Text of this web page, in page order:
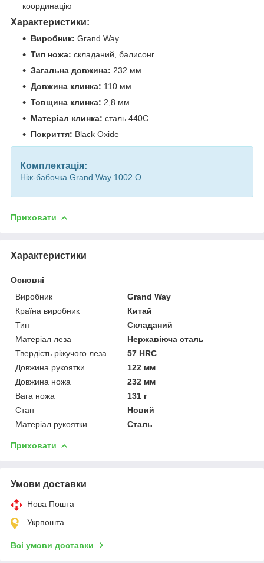
координацію
Характеристики:
Виробник: Grand Way
Тип ножа: складаний, балисонг
Загальна довжина: 232 мм
Довжина клинка: 110 мм
Товщина клинка: 2,8 мм
Матеріал клинка: сталь 440C
Покриття: Black Oxide
Комплектація:
Ніж-бабочка Grand Way 1002 O
Приховати
Характеристики
Основні
Виробник
Grand Way
Країна виробник
Китай
Тип
Складаний
Матеріал леза
Нержавіюча сталь
Твердість ріжучого леза
57 HRC
Довжина рукоятки
122 мм
Довжина ножа
232 мм
Вага ножа
131 г
Стан
Новий
Матеріал рукоятки
Сталь
Приховати
Умови доставки
Нова Пошта
Укрпошта
Всі умови доставки